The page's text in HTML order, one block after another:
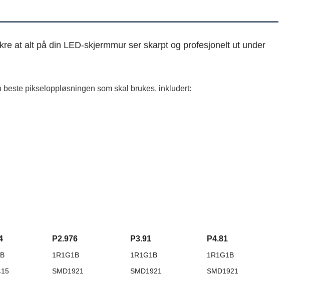
at alt på din LED-skjermmur ser skarpt og profesjonelt ut under
pikseloppløsningen som skal brukes, inkludert:
P2.976 P3.91
P4.81
1R1G1B 1R1G1B 1R1G1B
SMD1921 SMD1921 SMD1921